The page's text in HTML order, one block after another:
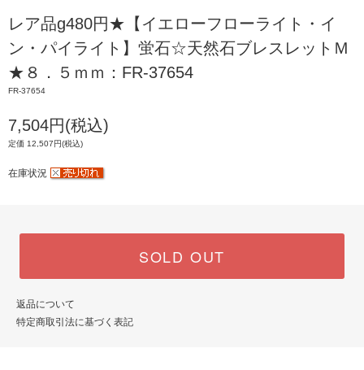
レア品g480円★【イエローフローライト・イ
ン・パイライト】蛍石☆天然石ブレスレットＭ
★８．５ｍｍ：FR-37654
FR-37654
7,504円(税込)
定価 12,507円(税込)
在庫状況
SOLD OUT
返品について
特定商取引法に基づく表記